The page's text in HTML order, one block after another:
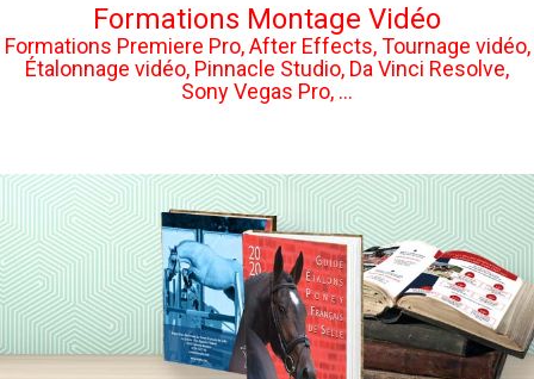
Formations Montage Vidéo
Formations Premiere Pro, After Effects, Tournage vidéo,
Étalonnage vidéo, Pinnacle Studio, Da Vinci Resolve,
Sony Vegas Pro, ...